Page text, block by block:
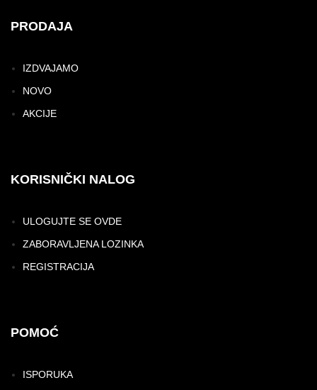
PRODAJA
IZDVAJAMO
NOVO
AKCIJE
KORISNIČKI NALOG
ULOGUJTE SE OVDE
ZABORAVLJENA LOZINKA
REGISTRACIJA
POMOĆ
ISPORUKA